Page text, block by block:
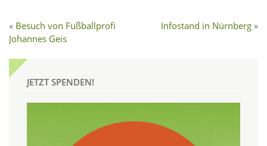
Besuch von Fußballprofi
Johannes Geis
Infostand in Nürnberg
JETZT SPENDEN!